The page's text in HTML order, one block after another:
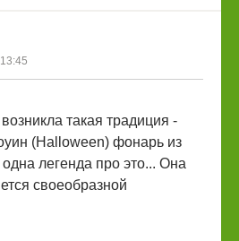
такая традиция -
(Halloween) фонарь из
легенда про это... Она
своеобразной